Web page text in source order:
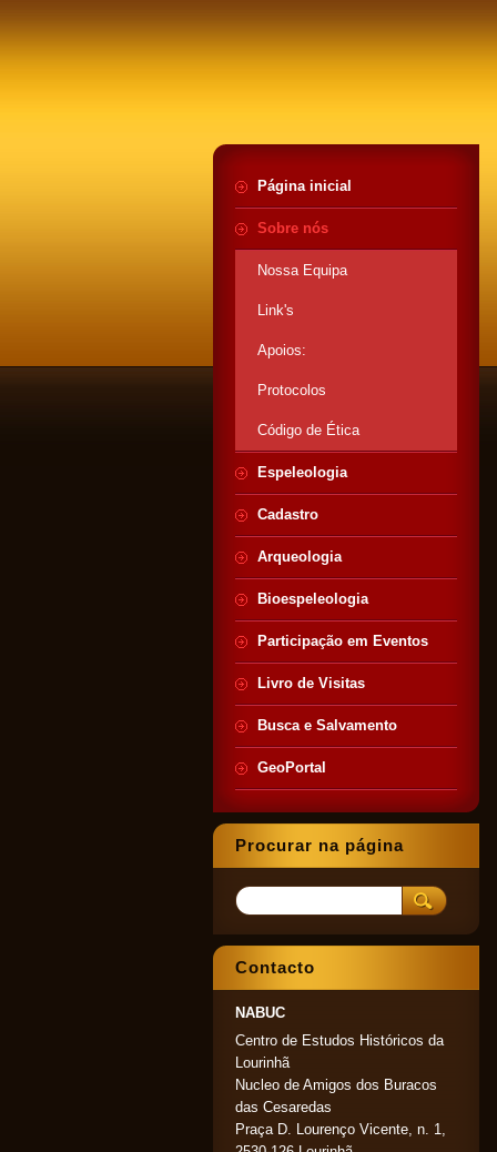
Página inicial
Sobre nós
Nossa Equipa
Link's
Apoios:
Protocolos
Código de Ética
Espeleologia
Cadastro
Arqueologia
Bioespeleologia
Participação em Eventos
Livro de Visitas
Busca e Salvamento
GeoPortal
Procurar na página
Contacto
NABUC
Centro de Estudos Históricos da
Lourinhã
Nucleo de Amigos dos Buracos
das Cesaredas
Praça D. Lourenço Vicente, n. 1,